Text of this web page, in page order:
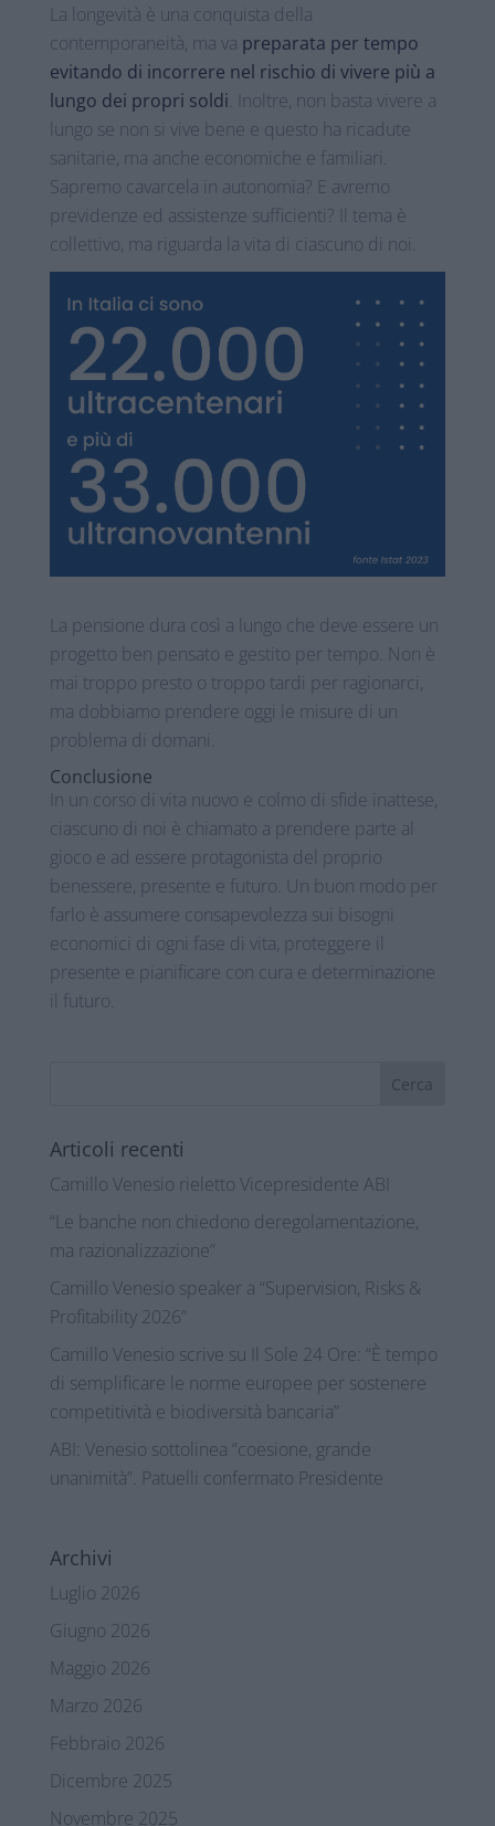
La longevità è una conquista della
contemporaneità, ma va preparata per tempo
evitando di incorrere nel rischio di vivere più a
lungo dei propri soldi . Inoltre, non basta vivere a
lungo se non si vive bene e questo ha ricadute
sanitarie, ma anche economiche e familiari.
Sapremo cavarcela in autonomia? E avremo
previdenze ed assistenze sufficienti? Il tema è
collettivo, ma riguarda la vita di ciascuno di noi.
La pensione dura così a lungo che deve essere un
progetto ben pensato e gestito per tempo. Non è
mai troppo presto o troppo tardi per ragionarci,
ma dobbiamo prendere oggi le misure di un
problema di domani.
Conclusione
In un corso di vita nuovo e colmo di sfide inattese,
ciascuno di noi è chiamato a prendere parte al
gioco e ad essere protagonista del proprio
benessere, presente e futuro. Un buon modo per
farlo è assumere consapevolezza sui bisogni
economici di ogni fase di vita, proteggere il
presente e pianificare con cura e determinazione
il futuro.
Articoli recenti
Camillo Venesio rieletto Vicepresidente ABI
“Le banche non chiedono deregolamentazione,
ma razionalizzazione”
Camillo Venesio speaker a “Supervision, Risks &
Profitability 2026”
Camillo Venesio scrive su Il Sole 24 Ore: “È tempo
di semplificare le norme europee per sostenere
competitività e biodiversità bancaria”
ABI: Venesio sottolinea “coesione, grande
unanimità”. Patuelli confermato Presidente
Archivi
Luglio 2026
Giugno 2026
Maggio 2026
Marzo 2026
Febbraio 2026
Dicembre 2025
Novembre 2025